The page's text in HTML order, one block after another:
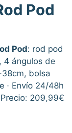
Pod
Pod: rod pod
4 ángulos de
bolsa
· Envío 24/48h
Precio: 209,99€